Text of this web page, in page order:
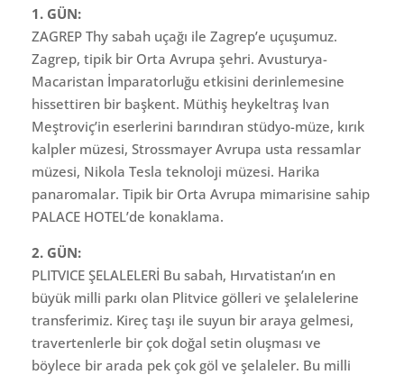
1. GÜN:
ZAGREP Thy sabah uçağı ile Zagrep’e uçuşumuz.
Zagrep, tipik bir Orta Avrupa şehri. Avusturya-
Macaristan İmparatorluğu etkisini derinlemesine
hissettiren bir başkent. Müthiş heykeltraş Ivan
Meştroviç’in eserlerini barındıran stüdyo-müze, kırık
kalpler müzesi, Strossmayer Avrupa usta ressamlar
müzesi, Nikola Tesla teknoloji müzesi. Harika
panaromalar. Tipik bir Orta Avrupa mimarisine sahip
PALACE HOTEL’de konaklama.
2. GÜN:
PLITVICE ŞELALELERİ Bu sabah, Hırvatistan’ın en
büyük milli parkı olan Plitvice gölleri ve şelalelerine
transferimiz. Kireç taşı ile suyun bir araya gelmesi,
travertenlerle bir çok doğal setin oluşması ve
böylece bir arada pek çok göl ve şelaleler. Bu milli